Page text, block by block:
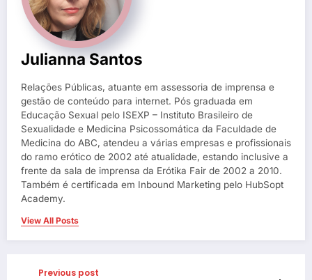
Julianna Santos
Relações Públicas, atuante em assessoria de imprensa e
gestão de conteúdo para internet. Pós graduada em
Educação Sexual pelo ISEXP – Instituto Brasileiro de
Sexualidade e Medicina Psicossomática da Faculdade de
Medicina do ABC, atendeu a várias empresas e profissionais
do ramo erótico de 2002 até atualidade, estando inclusive a
frente da sala de imprensa da Erótika Fair de 2002 a 2010.
Também é certificada em Inbound Marketing pelo HubSopt
Academy.
View All Posts
Previous post